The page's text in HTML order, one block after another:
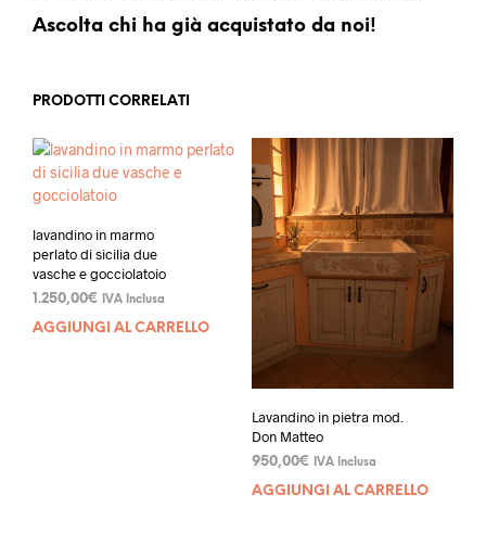
Ascolta chi ha già acquistato da noi!
PRODOTTI CORRELATI
lavandino in marmo
perlato di sicilia due
vasche e gocciolatoio
1.250,00€ IVA Inclusa
AGGIUNGI AL CARRELLO
Lavandino in pietra mod.
Don Matteo
950,00€ IVA Inclusa
AGGIUNGI AL CARRELLO